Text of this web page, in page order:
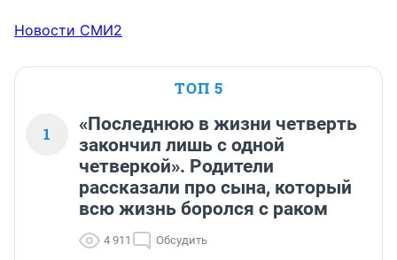
Новости СМИ2
ТОП 5
1
«Последнюю в жизни четверть
закончил лишь с одной
четверкой». Родители
рассказали про сына, который
всю жизнь боролся с раком
4 911 Обсудить